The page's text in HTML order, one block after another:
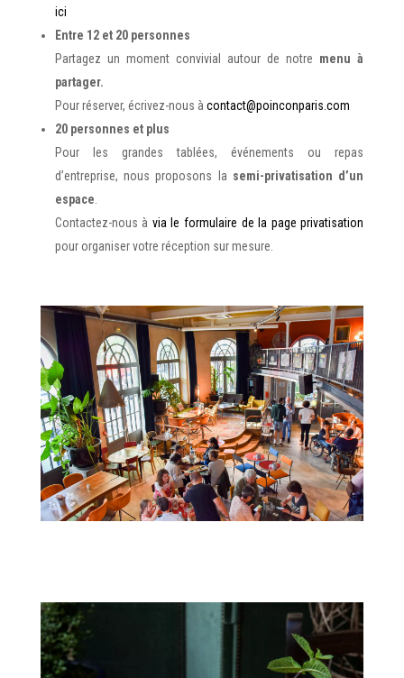
ici
Entre 12 et 20 personnes
Partagez un moment convivial autour de notre menu à
partager.
Pour réserver, écrivez-nous à contact@poinconparis.com
20 personnes et plus
Pour les grandes tablées, événements ou repas
d’entreprise, nous proposons la semi-privatisation d’un
espace
Contactez-nous à via le formulaire de la page privatisation
pour organiser votre réception sur mesure.